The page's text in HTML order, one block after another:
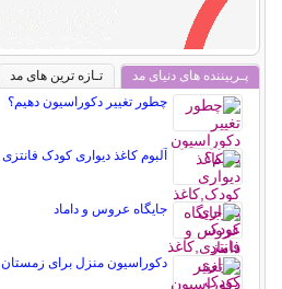
پـربیننده های دنیای مد
تـازه ترین های مد
چطور تغییر دکوراسیون دهیم؟
آلبوم کاغذ دیواری کودک فانتزی
جایگاه عروس و داماد
دکوراسیون منزل برای زمستان